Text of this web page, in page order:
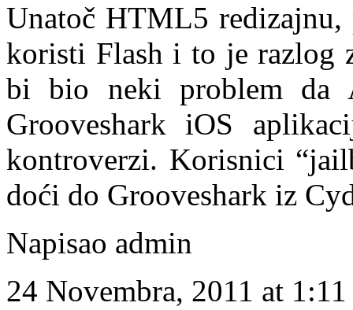
Unatoč HTML5
koristi Flash i to je razlog
bi bio neki problem da
Grooveshark iOS
kontroverzi. Korisnici
doći do Grooveshark iz
Napisao admin
24 Novembra, 2011 at